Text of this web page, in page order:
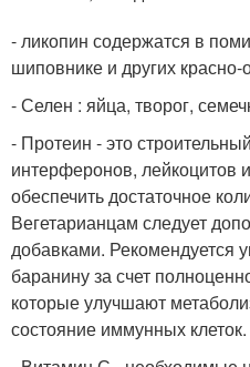
- ликопин содержатся в
шиповнике и других
- Селен : яйца, творог,
- Протеин - это
интерферонов, лейкоцитов
обеспечить достаточное
Вегетарианцам следует
добавками. Рекомендуется
баранину за счет
которые улучшают
состояние иммунных клеток.